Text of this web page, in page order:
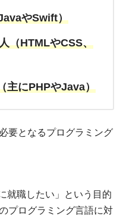
やSwift）
（HTMLやCSS、
主にPHPやJava）
要となるプログラミング
就職したい」という目的
プログラミング言語に対